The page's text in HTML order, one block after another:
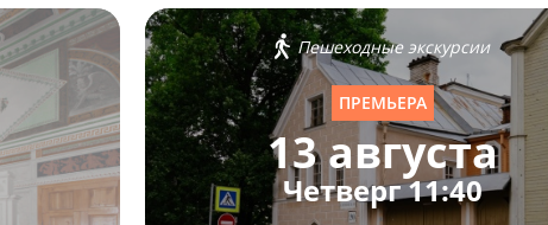
Пешеходные экскурсии
ПРЕМЬЕРА
13 августа
Четверг 11:40